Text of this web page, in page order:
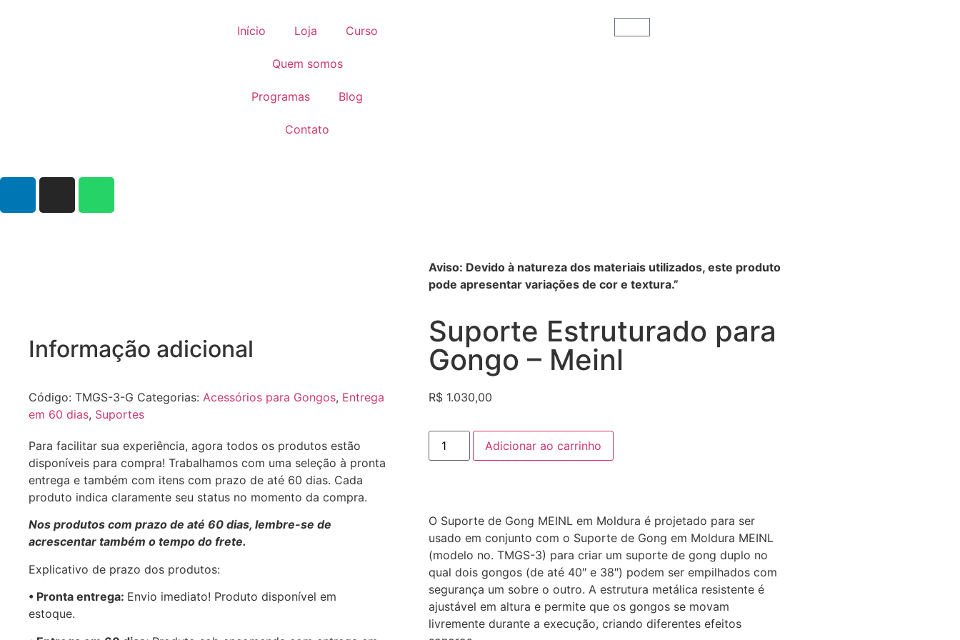
Início Loja Curso
Quem somos
Programas Blog
Contato
Informação adicional
Código: TMGS-3-G Categorias: Acessórios para Gongos, Entrega
em 60 dias, Suportes
Para facilitar sua experiência, agora todos os produtos estão
disponíveis para compra! Trabalhamos com uma seleção à pronta
entrega e também com itens com prazo de até 60 dias. Cada
produto indica claramente seu status no momento da compra.
Nos produtos com prazo de até 60 dias, lembre-se de
acrescentar também o tempo do frete.
Explicativo de prazo dos produtos:
•⁠ ⁠Pronta entrega: Envio imediato! Produto disponível em
estoque.
Aviso: Devido à natureza dos materiais utilizados, este produto
pode apresentar variações de cor e textura.”
Suporte Estruturado para
Gongo – Meinl
R$ 1.030,00
Adicionar ao carrinho
O Suporte de Gong MEINL em Moldura é projetado para ser
usado em conjunto com o Suporte de Gong em Moldura MEINL
(modelo no. TMGS-3) para criar um suporte de gong duplo no
qual dois gongos (de até 40″ e 38″) podem ser empilhados com
segurança um sobre o outro. A estrutura metálica resistente é
ajustável em altura e permite que os gongos se movam
livremente durante a execução, criando diferentes efeitos